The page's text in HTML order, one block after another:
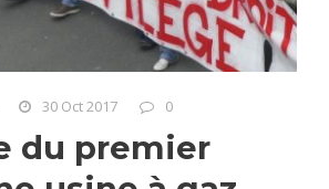
30 Oct 2017 0
du premier